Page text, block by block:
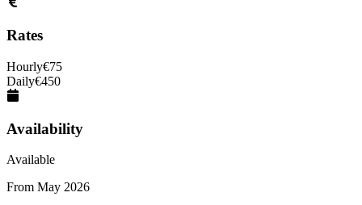
Rates
Hourly€75
Daily€450
Availability
Available
From May 2026